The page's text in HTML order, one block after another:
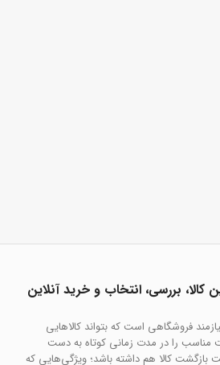
کالا، بررسی، انتخاب و خرید آنلاین
فروشگاهی است که بتواند کالاهایی
مناسب را در مدت زمانی کوتاه به دست
بازگشت کالا هم داشته باشد؛ ویژگی‌هایی که